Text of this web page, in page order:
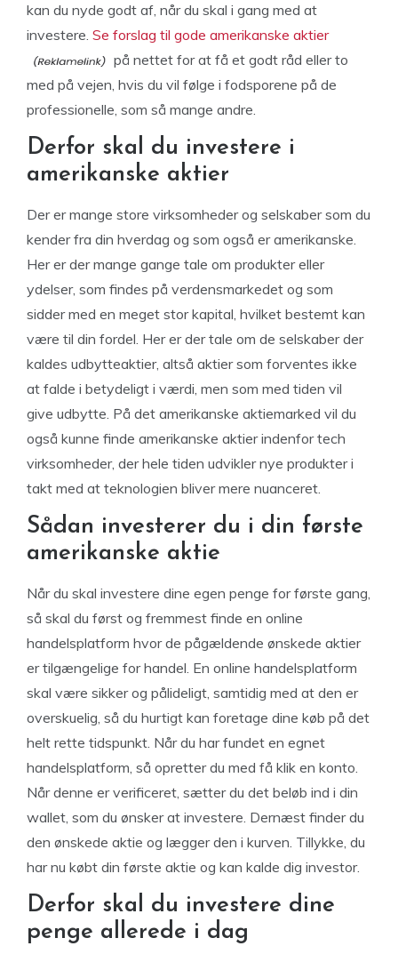
kan du nyde godt af, når du skal i gang med at
investere. Se forslag til gode amerikanske aktier
på nettet for at få et godt råd eller to
med på vejen, hvis du vil følge i fodsporene på de
professionelle, som så mange andre.
Derfor skal du investere i
amerikanske aktier
Der er mange store virksomheder og selskaber som du
kender fra din hverdag og som også er amerikanske.
Her er der mange gange tale om produkter eller
ydelser, som findes på verdensmarkedet og som
sidder med en meget stor kapital, hvilket bestemt kan
være til din fordel. Her er der tale om de selskaber der
kaldes udbytteaktier, altså aktier som forventes ikke
at falde i betydeligt i værdi, men som med tiden vil
give udbytte. På det amerikanske aktiemarked vil du
også kunne finde amerikanske aktier indenfor tech
virksomheder, der hele tiden udvikler nye produkter i
takt med at teknologien bliver mere nuanceret.
Sådan investerer du i din første
amerikanske aktie
Når du skal investere dine egen penge for første gang,
så skal du først og fremmest finde en online
handelsplatform hvor de pågældende ønskede aktier
er tilgængelige for handel. En online handelsplatform
skal være sikker og pålideligt, samtidig med at den er
overskuelig, så du hurtigt kan foretage dine køb på det
helt rette tidspunkt. Når du har fundet en egnet
handelsplatform, så opretter du med få klik en konto.
Når denne er verificeret, sætter du det beløb ind i din
wallet, som du ønsker at investere. Dernæst finder du
den ønskede aktie og lægger den i kurven. Tillykke, du
har nu købt din første aktie og kan kalde dig investor.
Derfor skal du investere dine
penge allerede i dag